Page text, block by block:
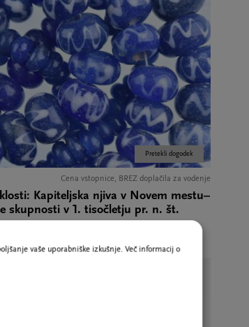
Pretekli dogodek
Cena vstopnice, BREZ doplačila za vodenje
Kapiteljska njiva v Novem mestu–
skupnosti v 1. tisočletju pr. n. št.
vaše uporabniške izkušnje. Več informacij o